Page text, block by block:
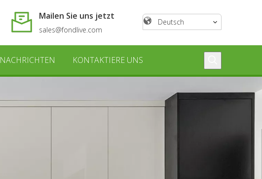
Mailen Sie uns jetzt
sales@fondlive.com
Deutsch
NACHRICHTEN KONTAKTIERE UNS